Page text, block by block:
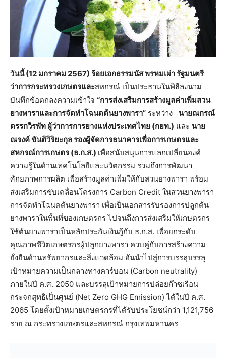
วันนี้ (12 มกราคม 2567) ร้อยเอกธรรมนัส พรหมเผ่า รัฐมนตรี
ว่าการกระทรวงเกษตรและสหกรณ์ เป็นประธานในพิธีลงนาม
บันทึกข้อตกลงความเข้าใจ “การส่งเสริมการสร้างมูลค่าเพิ่มสวน
ยางพาราและการจัดทำโฉนดต้นยางพารา” ระหว่าง นายณกรณ์
ตรรกวิรพัท ผู้ว่าการการยางแห่งประเทศไทย (กยท.) และ นาย
ณรงค์ ขันติวิริยะกุล รองผู้จัดการธนาคารเพื่อการเกษตรและ
สหกรณ์การเกษตร (ธ.ก.ส.) เพื่อสนับสนุนการแลกเปลี่ยนองค์
ความรู้ในด้านเทคโนโลยีและนวัตกรรม รวมถึงการพัฒนา
ศักยภาพการผลิต เพื่อสร้างมูลค่าเพิ่มให้กับสวนยางพารา พร้อม
ส่งเสริมการขับเคลื่อนโครงการ Carbon Credit ในสวนยางพารา
การจัดทำโฉนดต้นยางพารา เพื่อเป็นเอกสารรับรองการปลูกต้น
ยางพาราในพื้นที่ของเกษตรกร ไปจนถึงการส่งเสริมให้เกษตรกร
ใช้ต้นยางพาราเป็นหลักประกันเงินกู้กับ ธ.ก.ส. เพื่อยกระดับ
คุณภาพชีวิตเกษตรกรผู้ปลูกยางพารา ควบคู่กับการสร้างความ
ยั่งยืนด้านทรัพยากรและสิ่งแวดล้อม อันนำไปสู่การบรรลุบรรลุ
เป้าหมายความเป็นกลางทางคาร์บอน (Carbon neutrality)
ภายในปี ค.ศ. 2050 และบรรลุเป้าหมายการปล่อยก๊าซเรือน
กระจกสุทธิเป็นศูนย์ (Net Zero GHG Emission) ได้ในปี ค.ศ.
2065 โดยตั้งเป้าหมายเกษตรกรที่ได้รับประโยชน์กว่า 1,121,756
ราย ณ กระทรวงเกษตรและสหกรณ์ กรุงเทพมหานคร